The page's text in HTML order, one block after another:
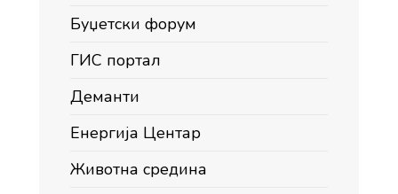
Буџетски форум
ГИС портал
Деманти
Енергија Центар
Животна средина